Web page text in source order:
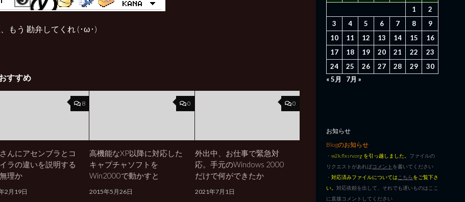
もう 勘弁してくれ (･ω･)
すすめ
8
んにアセンブラとコ
ラの違いを説明する
理か
2月19日
0
高機能なXP以降に対応した
キャプチャソフトを
Win2000で動かすと
2015年5月26日
0
外出中、お仕事で緊急対
応。手元のWindows 2000
だけで何ができたか
2021年7月1日
1
2
3
4 5 6 7 8
9
10
11 12 13 14 15
16
17
18 19 20 21 22
23
24
25 26 27 28 29
30
« 5月
7月 »
お知らせ
Blogのお知らせ
・ w2k.flxsrv.org を引っ越しました。 ファイルの
リクエストがあればコメント を書いてください
・ 対応済みファイルについては こちらをご覧下さ
い。 対応依頼を出して、それでも遅いものはここ
に直接コメントしてください